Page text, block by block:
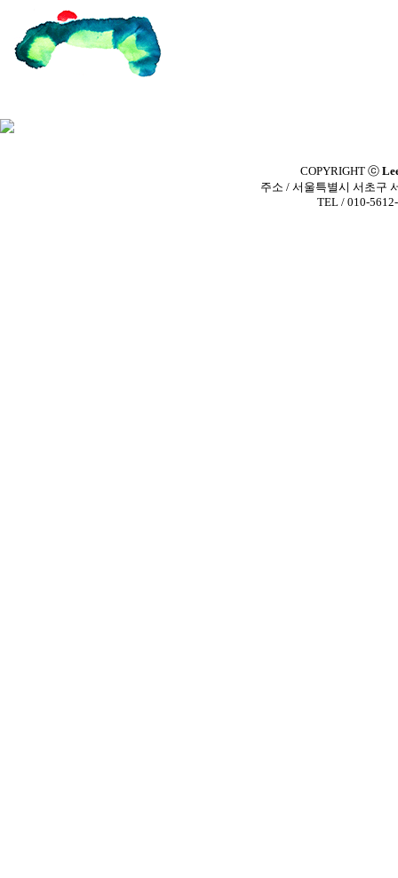
COPYRIGHT ⓒ
주소 / 서울특별시 서초구
TEL / 010-